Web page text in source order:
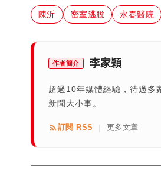
陳沂 密室逃脫 永春醫院
作者簡介 李家穎
超過10年媒體經驗，待過多
新聞大小事。
訂閱 RSS | 更多文章